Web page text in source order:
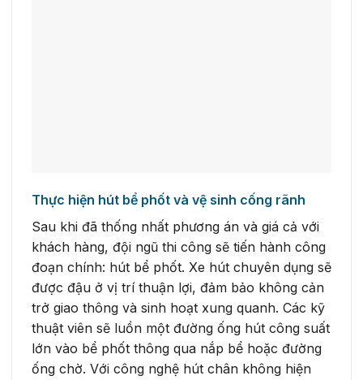
Thực hiện hút bể phốt và vệ sinh cống rãnh
Sau khi đã thống nhất phương án và giá cả với
khách hàng, đội ngũ thi công sẽ tiến hành công
đoạn chính: hút bể phốt. Xe hút chuyên dụng sẽ
được đậu ở vị trí thuận lợi, đảm bảo không cản
trở giao thông và sinh hoạt xung quanh. Các kỹ
thuật viên sẽ luồn một đường ống hút công suất
lớn vào bể phốt thông qua nắp bể hoặc đường
ống chờ. Với công nghệ hút chân không hiện